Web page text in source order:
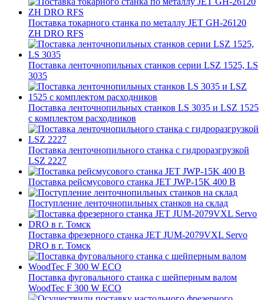
Поставка токарного станка по металлу JET GH-26120
ZH DRO RFS
Поставка ленточнопильных станков серии LSZ 1525, LS
3035
Поставка ленточнопильных станков LS 3035 и LSZ 1525
с комплектом расходников
Поставка ленточнопильного станка c гидроразгрузкой
LSZ 2227
Поставка рейсмусового станка JET JWP-15K 400 В
Поступление ленточнопильных станков на склад
Поставка фрезерного станка JET JUM-2079VXL Servo
DRO в г. Томск
Поставка фуговального станка с шейперным валом
WoodTec F 300 W ECO